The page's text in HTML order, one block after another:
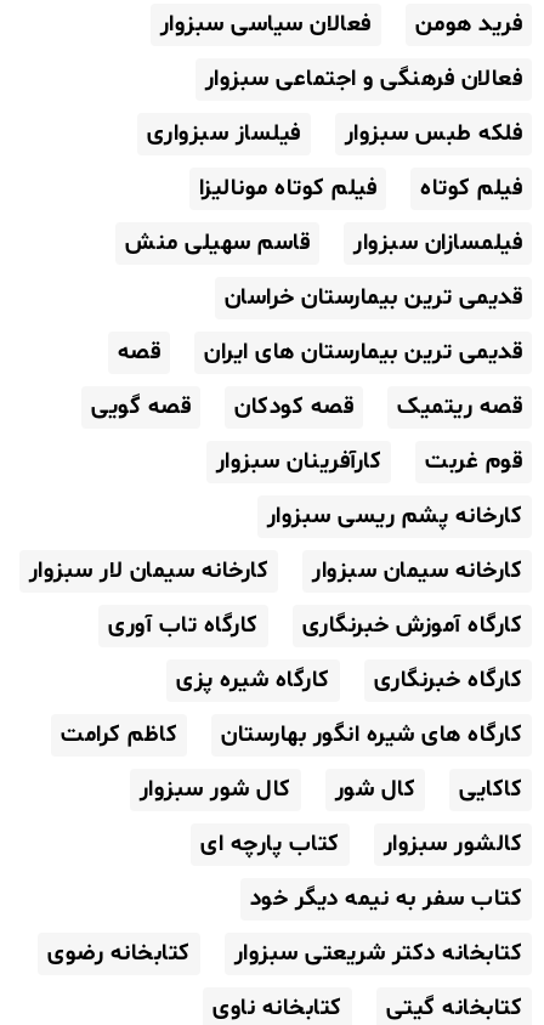
فرید هومن
فعالان سیاسی سبزوار
فعالان فرهنگی و اجتماعی سبزوار
فلکه طبس سبزوار
فیلساز سبزواری
فیلم کوتاه
فیلم کوتاه مونالیزا
فیلمسازان سبزوار
قاسم سهیلی منش
قدیمی ترین بیمارستان خراسان
قدیمی ترین بیمارستان های ایران
قصه
قصه ریتمیک
قصه کودکان
قصه گویی
قوم غربت
کارآفرینان سبزوار
کارخانه پشم ریسی سبزوار
کارخانه سیمان سبزوار
کارخانه سیمان لار سبزوار
کارگاه آموزش خبرنگاری
کارگاه تاب آوری
کارگاه خبرنگاری
کارگاه شیره پزی
کارگاه های شیره انگور بهارستان
کاظم کرامت
کاکایی
کال شور
کال شور سبزوار
کالشور سبزوار
کتاب پارچه ای
کتاب سفر به نیمه دیگر خود
کتابخانه دکتر شریعتی سبزوار
کتابخانه رضوی
کتابخانه گیتی
کتابخانه ناوی